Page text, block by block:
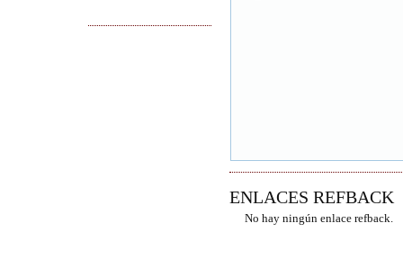
ENLACES REFBACK
No hay ningún enlace refback.